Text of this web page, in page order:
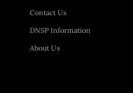
Contact Us
DNSP Information
About Us